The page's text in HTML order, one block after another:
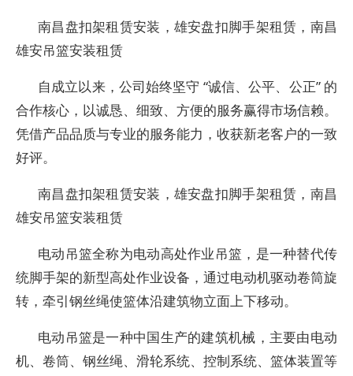
南昌盘扣架租赁安装，雄安盘扣脚手架租赁，南昌
雄安吊篮安装租赁
自成立以来，公司始终坚守 “诚信、公平、公正” 的
合作核心，以诚恳、细致、方便的服务赢得市场信赖。
凭借产品品质与专业的服务能力，收获新老客户的一致
好评。
南昌盘扣架租赁安装，雄安盘扣脚手架租赁，南昌
雄安吊篮安装租赁
电动吊篮全称为电动高处作业吊篮，是一种替代传
统脚手架的新型高处作业设备，通过电动机驱动卷筒旋
转，牵引钢丝绳使篮体沿建筑物立面上下移动。‌
电动吊篮是一种中国生产的建筑机械，主要由电动
机、卷筒、钢丝绳、滑轮系统、控制系统、篮体装置等